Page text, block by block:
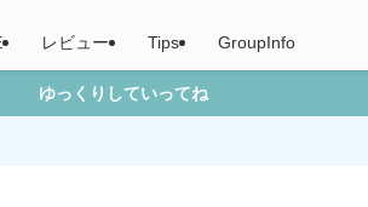
レビュー Tips GroupInfo
ゆっくりしていってね